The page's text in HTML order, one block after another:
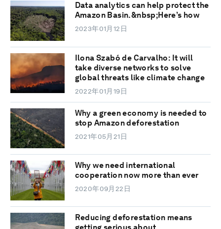
Data analytics can help protect the
Amazon Basin.&nbsp;Here’s how
2023年01月12日
Ilona Szabó de Carvalho: It will
take diverse networks to solve
global threats like climate change
2022年01月19日
Why a green economy is needed to
stop Amazon deforestation
2021年05月21日
Why we need international
cooperation now more than ever
2020年09月22日
Reducing deforestation means